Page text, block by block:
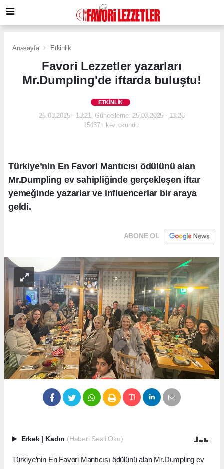
Anasayfa Etkinlik
Favori Lezzetler yazarları
Mr.Dumpling'de iftarda buluştu!
ETKINLIK
25.03.2025 - 13:21, Güncelleme: 25.03.2025 - 13:26
15437+ kez okundu.
Türkiye’nin En Favori Mantıcısı ödülünü alan
Mr.Dumpling ev sahipliğinde gerçekleşen iftar
yemeğinde yazarlar ve influencerlar bir araya
geldi.
ABONE OL
Erkek Kadın (Haberi Sesli Oku)
Türkiye’nin En Favori Mantıcısı ödülünü alan Mr.Dumpling ev